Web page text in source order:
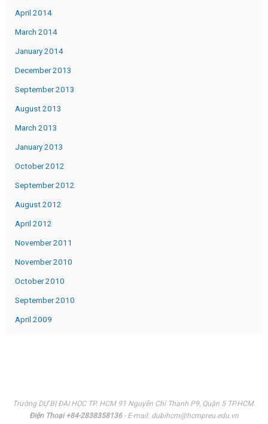
April 2014
March 2014
January 2014
December 2013
September 2013
August 2013
March 2013
January 2013
October 2012
September 2012
August 2012
April 2012
November 2011
November 2010
October 2010
September 2010
April 2009
Trường DỰ BỊ ĐẠI HỌC TP. HCM 91 Nguyễn Chí Thanh P9, Quận 5 TP.HCM.
Điện Thoại +84-2838358136- E-mail: dubihcm@hcmpreu.edu.vn